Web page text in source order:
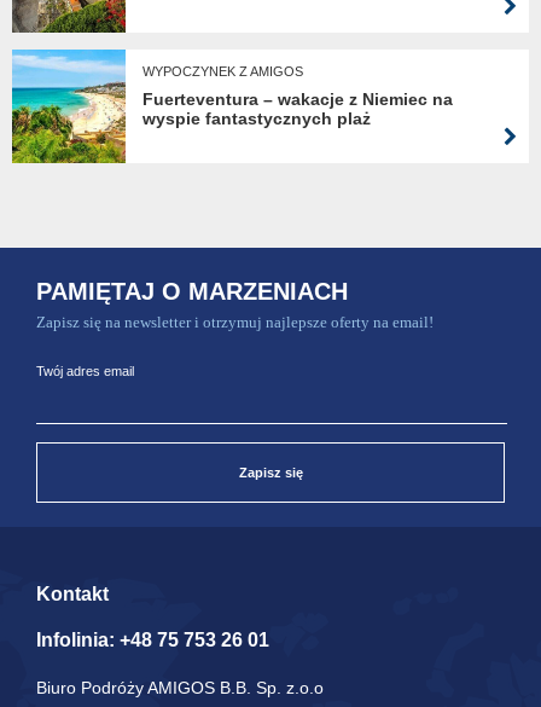
WYPOCZYNEK Z AMIGOS
Fuerteventura – wakacje z Niemiec na
wyspie fantastycznych plaż
PAMIĘTAJ O MARZENIACH
Zapisz się na newsletter i otrzymuj najlepsze oferty na email!
Twój adres email
Zapisz się
Kontakt
Infolinia: +48 75 753 26 01
Biuro Podróży AMIGOS B.B. Sp. z.o.o